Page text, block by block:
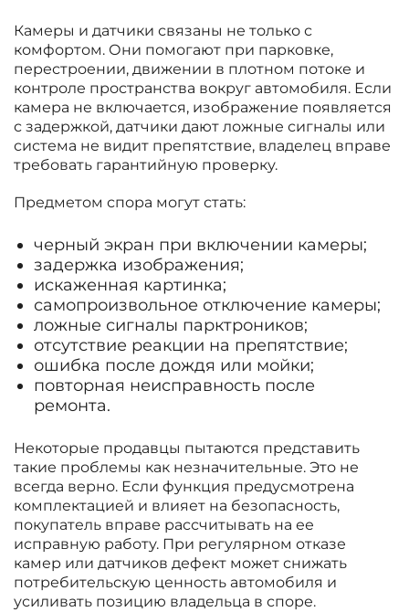
Камеры и датчики связаны не только с
комфортом. Они помогают при парковке,
перестроении, движении в плотном потоке и
контроле пространства вокруг автомобиля. Если
камера не включается, изображение появляется
с задержкой, датчики дают ложные сигналы или
система не видит препятствие, владелец вправе
требовать гарантийную проверку.
Предметом спора могут стать:
черный экран при включении камеры;
задержка изображения;
искаженная картинка;
самопроизвольное отключение камеры;
ложные сигналы парктроников;
отсутствие реакции на препятствие;
ошибка после дождя или мойки;
повторная неисправность после
ремонта.
Некоторые продавцы пытаются представить
такие проблемы как незначительные. Это не
всегда верно. Если функция предусмотрена
комплектацией и влияет на безопасность,
покупатель вправе рассчитывать на ее
исправную работу. При регулярном отказе
камер или датчиков дефект может снижать
потребительскую ценность автомобиля и
усиливать позицию владельца в споре.